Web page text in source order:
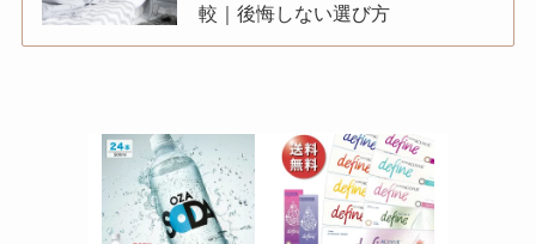
較｜後悔しない選び方